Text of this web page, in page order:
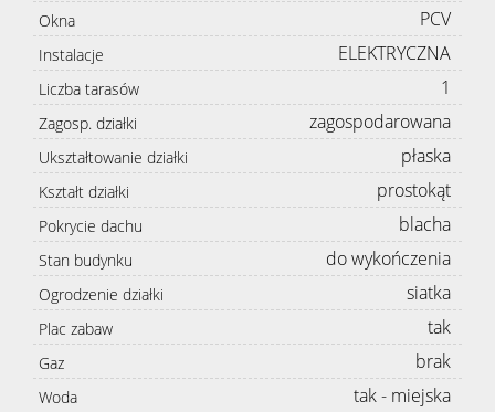
Okna PCV
Instalacje ELEKTRYCZNA
Liczba tarasów 1
Zagosp. działki zagospodarowana
Ukształtowanie działki płaska
Kształt działki prostokąt
Pokrycie dachu blacha
Stan budynku do wykończenia
Ogrodzenie działki siatka
Plac zabaw tak
Gaz brak
Woda tak - miejska